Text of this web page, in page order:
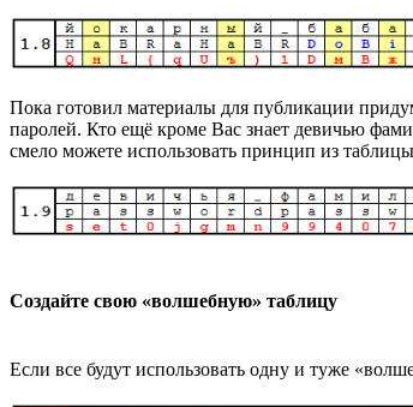
Пока готовил материалы для публикации
паролей. Кто ещё кроме Вас знает девичью
смело можете использовать принцип из
Создайте свою «волшебную» таблицу
Если все будут использовать одну и туже